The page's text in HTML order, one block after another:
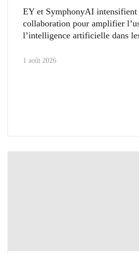
EY et SymphonyAI intensifient
collaboration pour amplifier
l’intelligence artificielle dans
1 août 2026